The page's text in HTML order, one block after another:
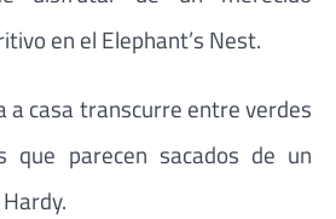
en el Elephant’s Nest.
a casa transcurre entre verdes
que parecen sacados de un